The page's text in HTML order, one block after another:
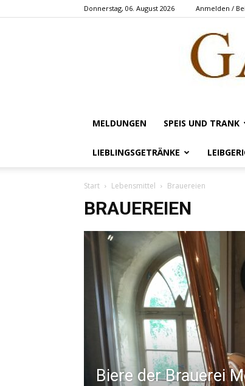
Donnerstag, 06. August 2026 Anmelden /
MELDUNGEN SPEIS UND TRANK
LIEBLINGSGETRÄNKE
Start Lebensmittel Brauereien
BRAUEREIEN
Biere der Brauerei